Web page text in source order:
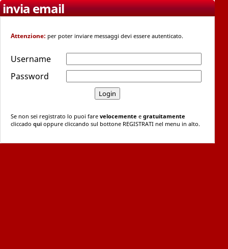
invia email
Attenzione: per poter inviare messaggi devi essere autenticato.
Username
Password
Se non sei registrato lo puoi fare velocemente e gratuitamente
cliccado qui oppure cliccando sul bottone REGISTRATI nel menu in alto.